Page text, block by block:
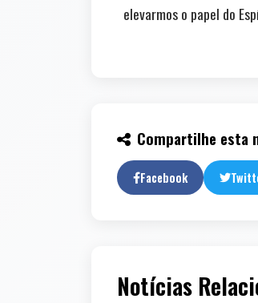
elevarmos o papel do
Compartilhe esta
Facebook
Notícias